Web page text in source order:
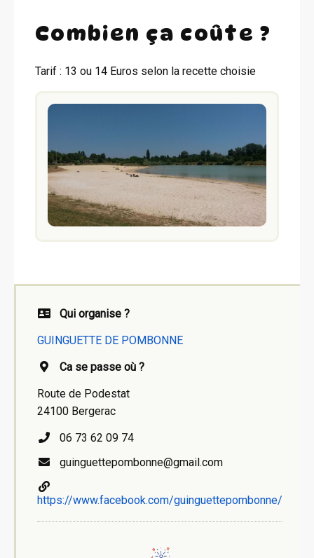
Combien ça coûte ?
Tarif : 13 ou 14 Euros selon la recette choisie
Qui organise ?
GUINGUETTE DE POMBONNE
Ca se passe où ?
Route de Podestat
24100 Bergerac
06 73 62 09 74
guinguettepombonne@gmail.com
https://www.facebook.com/guinguettepombonne/